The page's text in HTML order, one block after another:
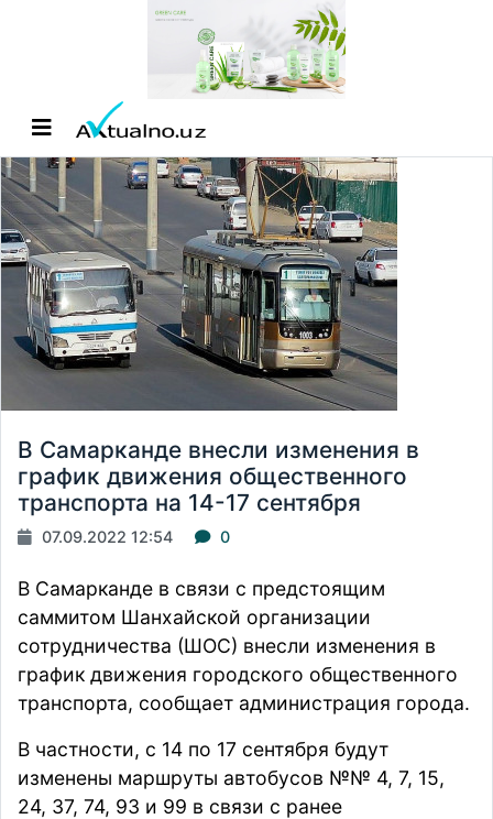
В Самарканде внесли изменения в
график движения общественного
транспорта на 14-17 сентября
07.09.2022 12:54 0
В Самарканде в связи с предстоящим
саммитом Шанхайской организации
сотрудничества (ШОС) внесли изменения в
график движения городского общественного
транспорта, сообщает администрация города.
В частности, с 14 по 17 сентября будут
изменены маршруты автобусов №№ 4, 7, 15,
24, 37, 74, 93 и 99 в связи с ранее